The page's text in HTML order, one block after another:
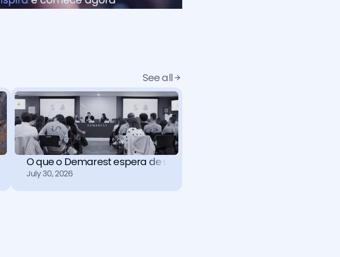
See all
precisam entender
O que o Demarest espera de uma IA jurídica
July 30, 2026